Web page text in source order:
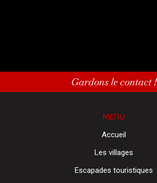
Gardons le contact !
MENU
Accueil
Les villages
Escapades touristiques